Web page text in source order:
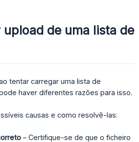
de uma lista de
tentar carregar uma lista de
haver diferentes razões para isso.
causas e como resolvê-las:
– Certifique-se de que o ficheiro